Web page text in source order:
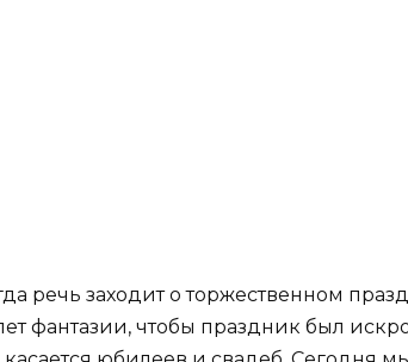
речь заходит о торжественном
фантазии, чтобы праздник был